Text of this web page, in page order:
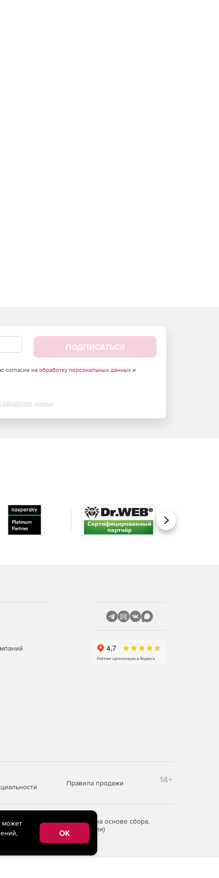
ПОДПИСАТЬСЯ
согласие на обработку персональных данныхи
обработки данных
Вперед
Правила продажи 14+
информации на основе сбора,
Российской Федерации)
может
OK